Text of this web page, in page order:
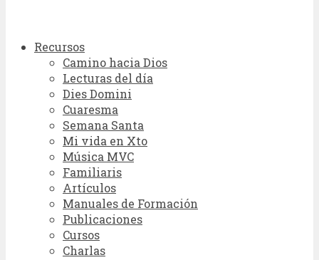
Recursos
Camino hacia Dios
Lecturas del día
Dies Domini
Cuaresma
Semana Santa
Mi vida en Xto
Música MVC
Familiaris
Artículos
Manuales de Formación
Publicaciones
Cursos
Charlas